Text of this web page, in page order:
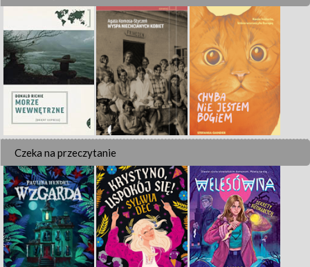
Czeka na przeczytanie